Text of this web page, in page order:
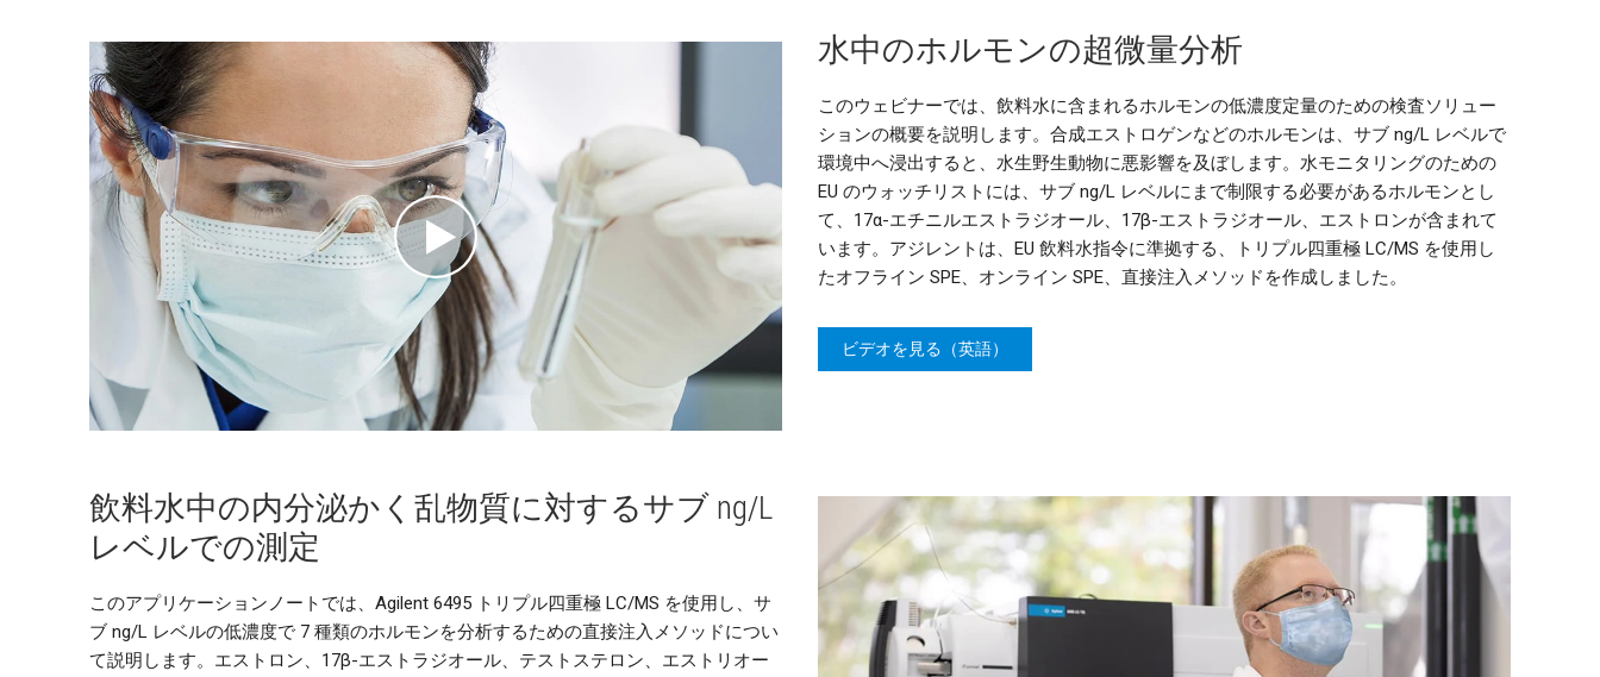
水中のホルモンの超微量分析
このウェビナーでは、飲料水に含まれるホルモンの低濃度定量のための検査ソリュー
ションの概要を説明します。合成エストロゲンなどのホルモンは、サブ ng/L レベルで
環境中へ浸出すると、水生野生動物に悪影響を及ぼします。水モニタリングのための
EU のウォッチリストには、サブ ng/L レベルにまで制限する必要があるホルモンとし
て、17α-エチニルエストラジオール、17β-エストラジオール、エストロンが含まれて
います。アジレントは、EU 飲料水指令に準拠する、トリプル四重極 LC/MS を使用し
たオフライン SPE、オンライン SPE、直接注入メソッドを作成しました。
ビデオを見る（英語）
飲料水中の内分泌かく乱物質に対するサブ ng/L
レベルでの測定
このアプリケーションノートでは、Agilent 6495 トリプル四重極 LC/MS を使用し、サ
ブ ng/L レベルの低濃度で 7 種類のホルモンを分析するための直接注入メソッドについ
て説明します。エストロン、17β-エストラジオール、テストステロン、エストリオー